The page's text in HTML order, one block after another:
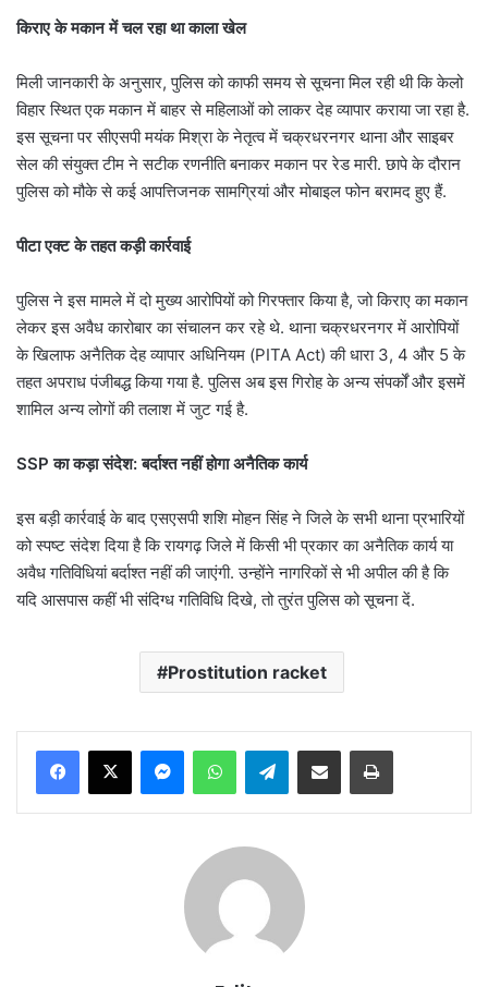
किराए के मकान में चल रहा था काला खेल
मिली जानकारी के अनुसार, पुलिस को काफी समय से सूचना मिल रही थी कि केलो
विहार स्थित एक मकान में बाहर से महिलाओं को लाकर देह व्यापार कराया जा रहा है.
इस सूचना पर सीएसपी मयंक मिश्रा के नेतृत्व में चक्रधरनगर थाना और साइबर
सेल की संयुक्त टीम ने सटीक रणनीति बनाकर मकान पर रेड मारी. छापे के दौरान
पुलिस को मौके से कई आपत्तिजनक सामग्रियां और मोबाइल फोन बरामद हुए हैं.
पीटा एक्ट के तहत कड़ी कार्रवाई
पुलिस ने इस मामले में दो मुख्य आरोपियों को गिरफ्तार किया है, जो किराए का मकान
लेकर इस अवैध कारोबार का संचालन कर रहे थे. थाना चक्रधरनगर में आरोपियों
के खिलाफ अनैतिक देह व्यापार अधिनियम (PITA Act) की धारा 3, 4 और 5 के
तहत अपराध पंजीबद्ध किया गया है. पुलिस अब इस गिरोह के अन्य संपर्कों और इसमें
शामिल अन्य लोगों की तलाश में जुट गई है.
SSP का कड़ा संदेश: बर्दाश्त नहीं होगा अनैतिक कार्य
इस बड़ी कार्रवाई के बाद एसएसपी शशि मोहन सिंह ने जिले के सभी थाना प्रभारियों
को स्पष्ट संदेश दिया है कि रायगढ़ जिले में किसी भी प्रकार का अनैतिक कार्य या
अवैध गतिविधियां बर्दाश्त नहीं की जाएंगी. उन्होंने नागरिकों से भी अपील की है कि
यदि आसपास कहीं भी संदिग्ध गतिविधि दिखे, तो तुरंत पुलिस को सूचना दें.
Prostitution racket
MessengerWhatsAppTelegramShare via Email Print